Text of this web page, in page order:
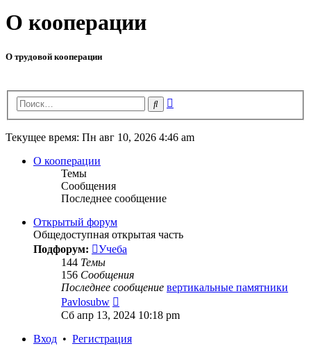
О кооперации
О трудовой кооперации
Поиск
Текущее время: Пн авг 10, 2026 4:46 am
О кооперации
Темы
Сообщения
Последнее сообщение
Открытый форум
Общедоступная открытая часть
Подфорум:
Учеба
144 Темы
156 Сообщения
Последнее сообщение вертикальные памятники
Pavlosubw
к
последнему
сообщению
Сб апр 13, 2024 10:18 pm
Вход • Регистрация